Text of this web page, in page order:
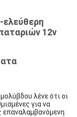
ελεύθερη
12v
μολύβδου λένε ότι οι
για να
επαναλαμβανόμενη